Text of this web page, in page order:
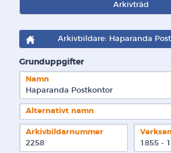
Arkivträd
Arkivbildare: Haparanda
Grunduppgifter
Namn
Haparanda Postkontor
Alternativt namn
Arkivbildarnummer
2258
1855 -